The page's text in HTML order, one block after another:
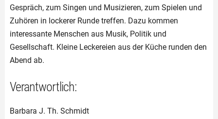
Gespräch, zum Singen und Musizieren, zum Spielen und
Zuhören in lockerer Runde treffen. Dazu kommen
interessante Menschen aus Musik, Politik und
Gesellschaft. Kleine Leckereien aus der Küche runden den
Abend ab.
Verantwortlich:
Barbara J. Th. Schmidt